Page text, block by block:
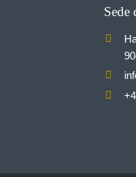
Sede